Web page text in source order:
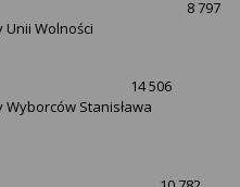
8 797
Unii Wolności
506
Stanisława